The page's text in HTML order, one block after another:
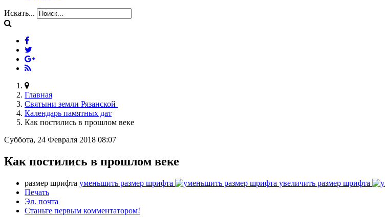
Искать...
Главная
Святыни земли Рязанской
Календарь памятных дат
Как постились в прошлом веке
Суббота, 24 Февраля 2018 08:07
Как постились в прошлом веке
размер шрифта уменьшить размер шрифта
увеличить размер шрифта
Печать
Эл. почта
Станьте первым комментатором!